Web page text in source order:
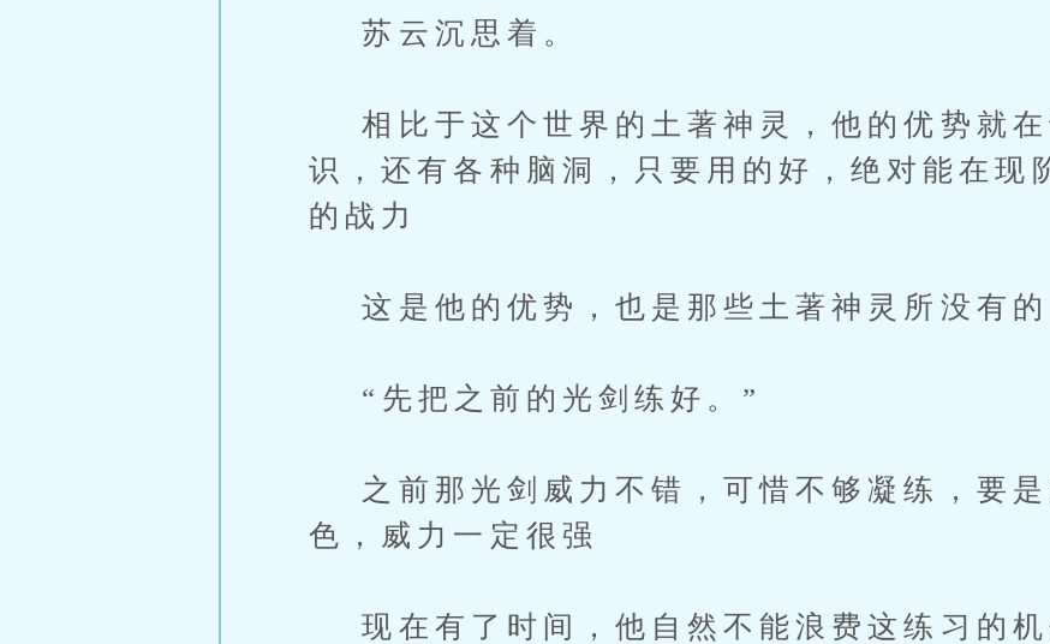
苏云沉思着。
相比于这个世界的土著神灵，他的优势就在
识，还有各种脑洞，只要用的好，绝对能在现
的战力
这是他的优势，也是那些土著神灵所没有的
“先把之前的光剑练好。”
之前那光剑威力不错，可惜不够凝练，要是
色，威力一定很强
现在有了时间，他自然不能浪费这练习的机